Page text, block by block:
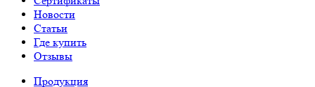
Новости
Статьи
Где купить
Отзывы
Продукция